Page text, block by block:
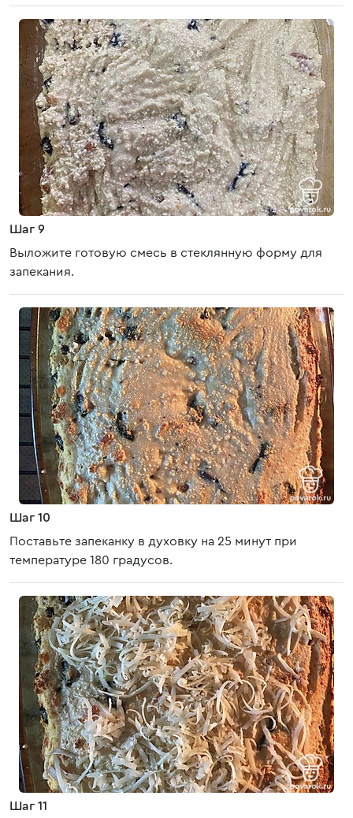
Шаг 9
Выложите готовую смесь в стеклянную форму для
запекания.
Шаг 10
Поставьте запеканку в духовку на 25 минут при
температуре 180 градусов.
Шаг 11